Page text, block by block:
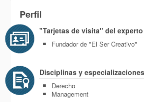
Perfil
"Tarjetas de visita" del experto
Fundador de "El Ser Creativo"
Disciplinas y
Derecho
Management